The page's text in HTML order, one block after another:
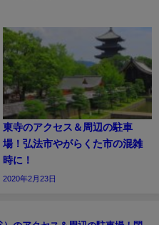
東寺のアクセス＆周辺の駐車
場！弘法市やがらくた市の混雑
時に！
2020年2月23日